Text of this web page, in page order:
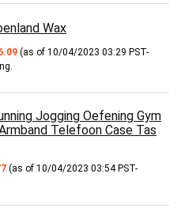
Wax
(as of 10/04/2023 03:29 PST-
Jogging Oefening Gym
Telefoon Case Tas
(as of 10/04/2023 03:54 PST-